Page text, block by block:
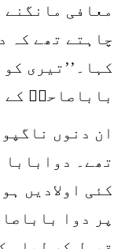
معافی
چاہتے تھے کہ
کہا۔’’تیری
باباصاحبؒ کے
ان دنوں
تھے۔ دوابابا
کئی اولادیں
پر دوا